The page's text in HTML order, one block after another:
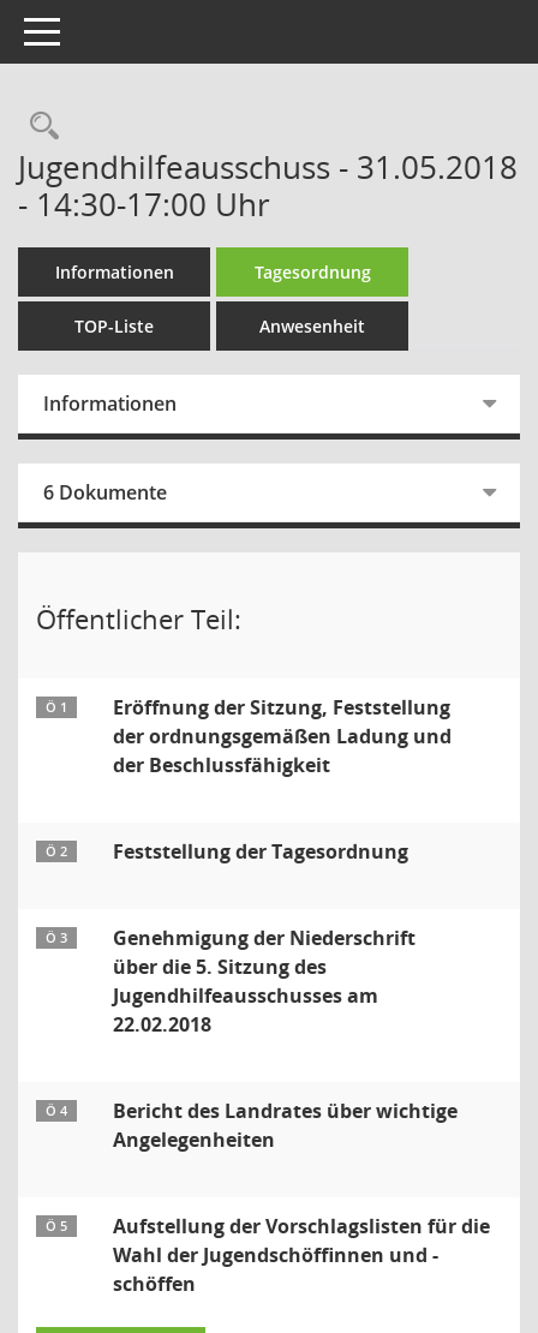
Toggle navigation
Rechercheauswahl
Jugendhilfeausschuss - 31.05.2018
- 14:30-17:00 Uhr
Informationen Tagesordnung
TOP-Liste Anwesenheit
Informationen
6 Dokumente
Öffentlicher Teil:
Ö 1
Eröffnung der Sitzung, Feststellung
der ordnungsgemäßen Ladung und
der Beschlussfähigkeit
Ö 2 Feststellung der Tagesordnung
Ö 3
Genehmigung der Niederschrift
über die 5. Sitzung des
Jugendhilfeausschusses am
22.02.2018
Ö 4
Bericht des Landrates über wichtige
Angelegenheiten
Ö 5
Aufstellung der Vorschlagslisten für die
Wahl der Jugendschöffinnen und -
schöffen